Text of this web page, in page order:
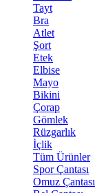
Tayt
Bra
Atlet
Şort
Etek
Elbise
Mayo
Bikini
Çorap
Gömlek
Rüzgarlık
İçlik
Tüm Ürünler
Spor Çantası
Omuz Çantası